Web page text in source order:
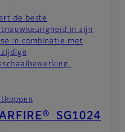
de beste
in zijn
in combinatie met
SG1024